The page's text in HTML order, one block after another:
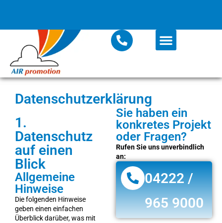
Sie haben ein
konkretes Projekt
oder Fragen?
Rufen Sie uns unverbindlich
an:
04222 /
965 9000
Datenschutzerklärung
1.
Datenschutz
auf einen
Blick
Allgemeine
Hinweise
Die folgenden Hinweise
geben einen einfachen
Überblick darüber, was mit